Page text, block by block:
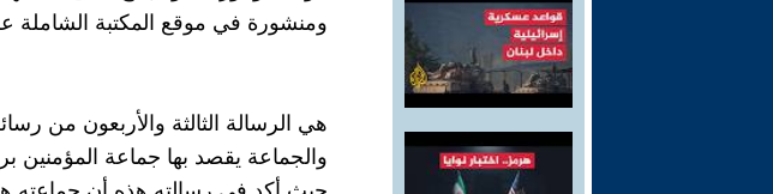
ومنشورة في موقع المكتبة الشاملة
هي الرسالة الثالثة والأربعون من
والجماعة يقصد بها جماعة المؤمنين